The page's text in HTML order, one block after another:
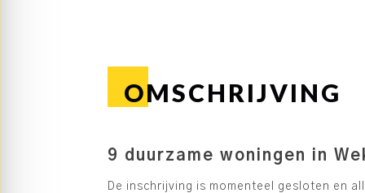
OMSCHRIJVING
9 duurzame woningen in
De inschrijving is momenteel gesloten en